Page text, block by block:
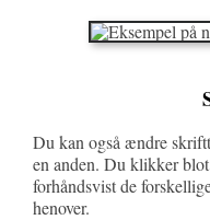
Du kan også ændre
en anden. Du klikker
forhåndsvist de
henover.